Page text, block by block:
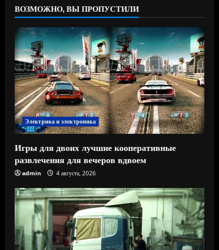
ВОЗМОЖНО, ВЫ ПРОПУСТИЛИ
Электрика и электроника
Игры для двоих лучшие кооперативные
развлечения для вечеров вдвоем
admin 4 августа, 2026